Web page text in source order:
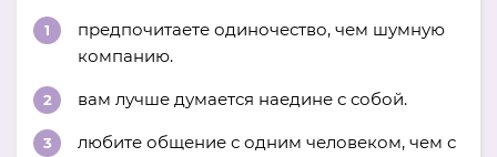
предпочитаете одиночество, чем шумную
компанию.
вам лучше думается наедине с собой.
любите общение с одним человеком, чем с